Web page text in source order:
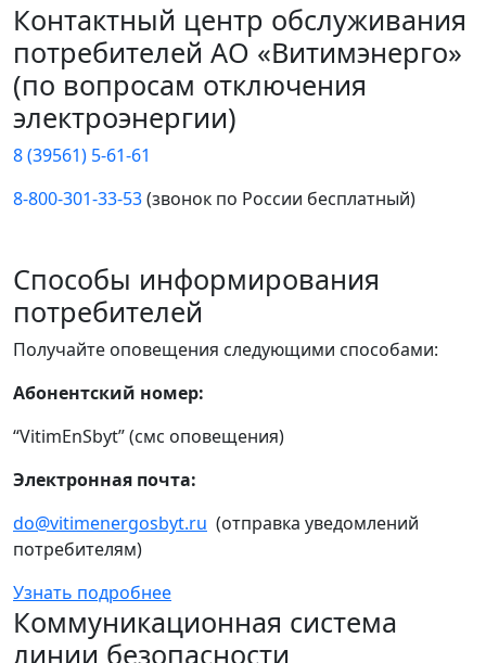
Контактный центр обслуживания
потребителей АО «Витимэнерго»
(по вопросам отключения
электроэнергии)
8 (39561) 5-61-61
8-800-301-33-53(звонок по России бесплатный)
Способы информирования
потребителей
Получайте оповещения следующими способами:
Абонентский номер:
“VitimEnSbyt” (смс оповещения)
Электронная почта:
do@vitimenergosbyt.ru (отправка уведомлений
потребителям)
Узнать подробнее
Коммуникационная система
линии безопасности